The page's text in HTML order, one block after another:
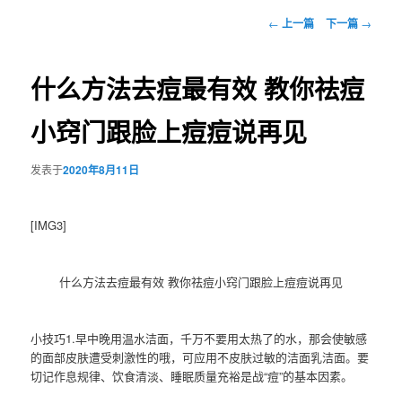
文
航
← 上一篇 下一篇 →
什么方法去痘最有效 教你祛痘
小窍门跟脸上痘痘说再见
发表于2020年8月11日
[IMG3]
什么方法去痘最有效 教你祛痘小窍门跟脸上痘痘说再见
小技巧1.早中晚用温水洁面，千万不要用太热了的水，那会使敏感
的面部皮肤遭受刺激性的哦，可应用不皮肤过敏的洁面乳洁面。要
切记作息规律、饮食清淡、睡眠质量充裕是战“痘”的基本因素。